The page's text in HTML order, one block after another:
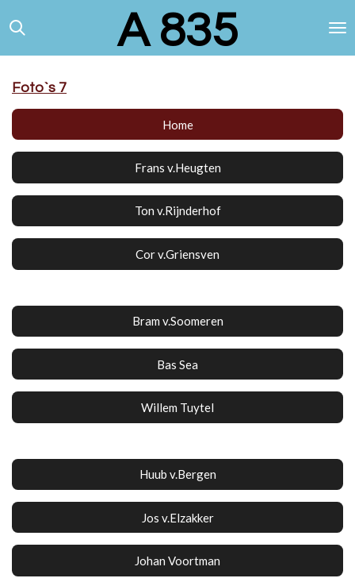
direct
hoofdinhoud
A 835
Foto`s 7
Home
Frans v.Heugten
Ton v.Rijnderhof
Cor v.Griensven
Bram v.Soomeren
Bas Sea
Willem Tuytel
Huub v.Bergen
Jos v.Elzakker
Johan Voortman